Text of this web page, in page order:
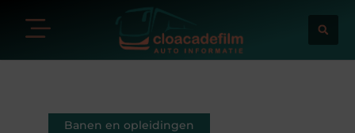
Banen en opleidingen